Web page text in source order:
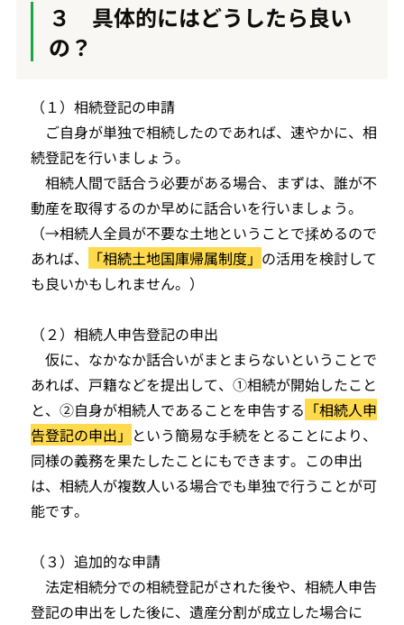
３ 具体的にはどうしたら良い
の？
（１）相続登記の申請
ご自身が単独で相続したのであれば、速やかに、相
続登記を行いましょう。
相続人間で話合う必要がある場合、まずは、誰が不
動産を取得するのか早めに話合いを行いましょう。
（→相続人全員が不要な土地ということで揉めるので
あれば、
「相続土地国庫帰属制度」 の活用を検討して
も良いかもしれません。）
（２）相続人申告登記の申出
仮に、なかなか話合いがまとまらないということで
あれば、戸籍などを提出して、①相続が開始したこと
と、②自身が相続人であることを申告する 「相続人申
告登記の申出」 という簡易な手続をとることにより、
同様の義務を果たしたことにもできます。この申出
は、相続人が複数人いる場合でも単独で行うことが可
能です。
（３）追加的な申請
法定相続分での相続登記がされた後や、相続人申告
登記の申出をした後に、遺産分割が成立した場合に